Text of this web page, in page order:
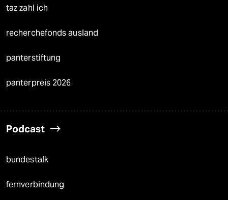
taz zahl ich
recherchefonds ausland
panterstiftung
panterpreis 2026
Podcast
bundestalk
fernverbindung